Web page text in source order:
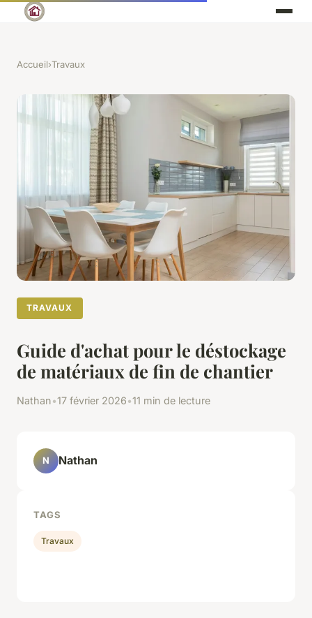
Accueil›Travaux
TRAVAUX
Guide d'achat pour le déstockage
de matériaux de fin de chantier
Nathan•17 février 2026•11 min de lecture
N Nathan
TAGS
Travaux